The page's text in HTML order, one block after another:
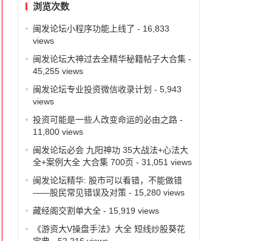
浏览次数
闽发论坛小程序功能上线了 - 16,833
views
闽发论坛大神过去全精华秘籍帖子大合集-
45,255 views
闽发论坛专业投资微信收录计划 - 5,943
views
投资可能是一些人改变命运的必由之路-
11,800 views
闽发论坛必会 九阳神功 35大战法+心法大
全+案例大全 大合集 700页 - 31,051 views
闽发论坛精华: 股市可以看错，不能做错
——股民常见错误及对策- 15,280 views
藏经阁交割单大全- 15,919 views
《游资大V操盘手法》大全 短线炒股葵花